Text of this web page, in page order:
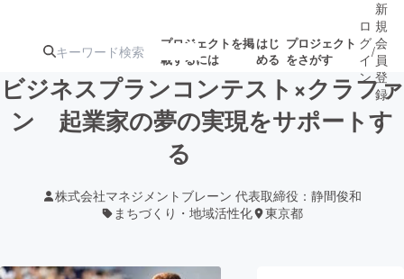
プロジェクトを掲
載するには
はじ
める
プロジェクト
をさがす
注目の新着プロ
ロ
グ
イ
ン
/
新
規
会
員
登
録
ビジネスプランコンテスト×クラファ
ン 起業家の夢の実現をサポートす
る
株式会社マネジメントブレーン 代表取締役：静間俊和
まちづくり・地域活性化
東京都